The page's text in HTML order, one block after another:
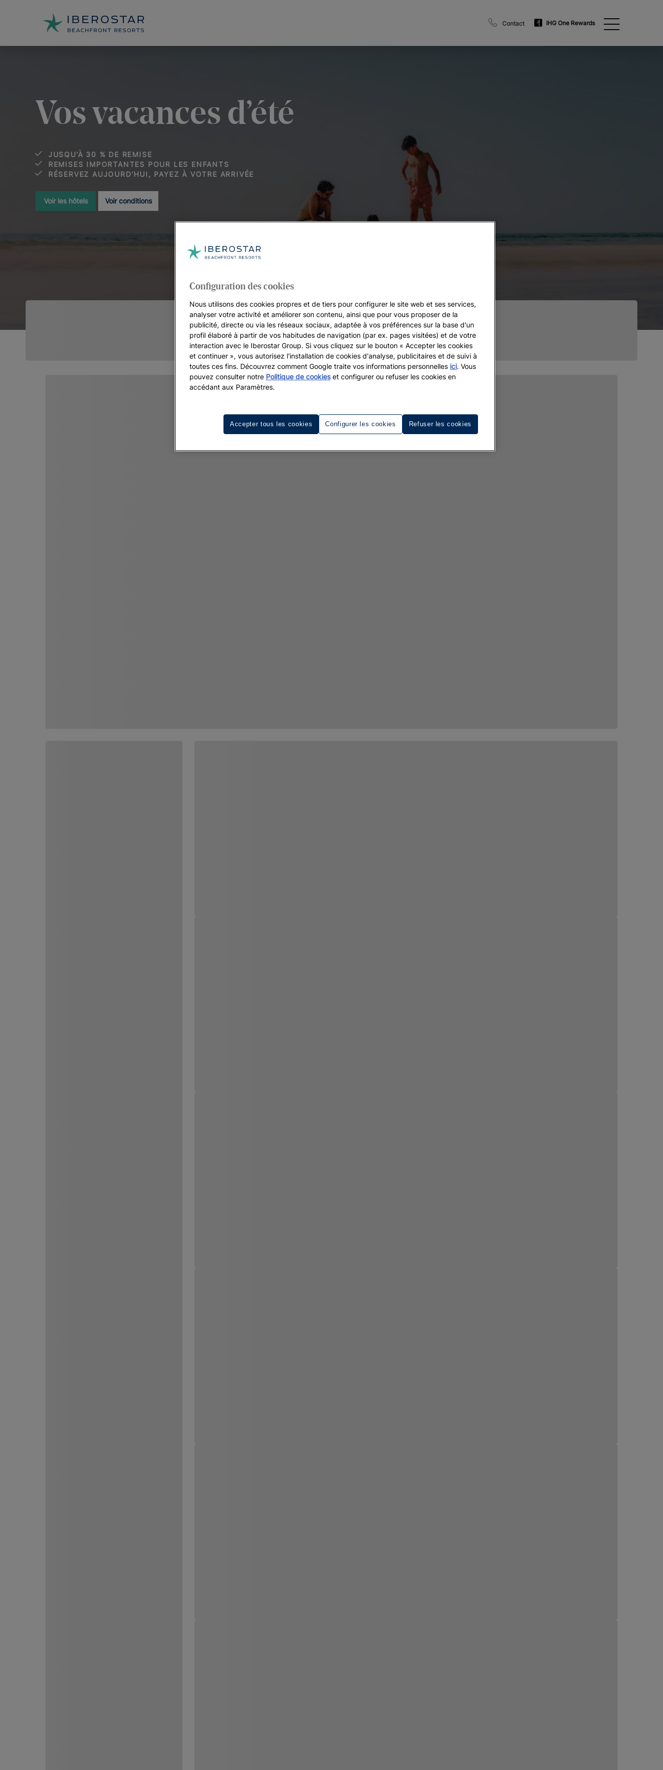
Contact IHG One Rewards
Vos vacances d’été
JUSQU’À 30 % DE REMISE
REMISES IMPORTANTES POUR LES ENFANTS
RÉSERVEZ AUJOURD’HUI, PAYEZ À VOTRE ARRIVÉE
Voir les hôtels Voir conditions
Configuration des cookies
Nous utilisons des cookies propres et de tiers pour configurer le site web et ses services,
analyser votre activité et améliorer son contenu, ainsi que pour vous proposer de la
publicité, directe ou via les réseaux sociaux, adaptée à vos préférences sur la base d'un
profil élaboré à partir de vos habitudes de navigation (par ex. pages visitées) et de votre
interaction avec le Iberostar Group. Si vous cliquez sur le bouton « Accepter les cookies
et continuer », vous autorisez l'installation de cookies d'analyse, publicitaires et de suivi à
toutes ces fins. Découvrez comment Google traite vos informations personnelles ici. Vous
pouvez consulter notre Politique de cookieset configurer ou refuser les cookies en
accédant aux Paramètres.
Configurer les cookies Refuser les cookies
Accepter tous les cookies